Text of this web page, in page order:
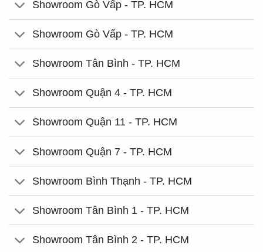
Showroom Gò Vấp - TP. HCM
Showroom Gò Vấp - TP. HCM
Showroom Tân Bình - TP. HCM
Showroom Quận 4 - TP. HCM
Showroom Quận 11 - TP. HCM
Showroom Quận 7 - TP. HCM
Showroom Bình Thạnh - TP. HCM
Showroom Tân Bình 1 - TP. HCM
Showroom Tân Bình 2 - TP. HCM